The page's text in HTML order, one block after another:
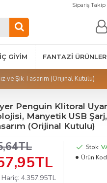
Sipariş Takip
GIYIM FANTAZI
ve Şık Tasarım (Orijinal Kutulu)
Penguin Klitoral
Manyetik USB
(Orijinal Kutulu)
4.357,95TL
Stok:
Ürün